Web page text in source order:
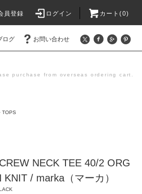
員登録 ログイン カート(0)
ログ お問い合わせ
purchase from overseas ordering cart.
TOPS
NECK TEE 40/2 ORG
/ marka（マーカ）